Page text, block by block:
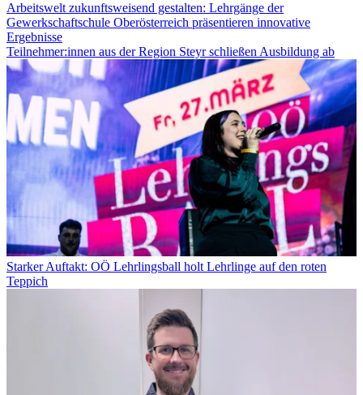
Arbeitswelt zukunftsweisend gestalten: Lehrgänge der
Gewerkschaftschule Oberösterreich präsentieren innovative
Ergebnisse
Teilnehmer:innen aus der Region Steyr schließen Ausbildung ab
Starker Auftakt: OÖ Lehrlingsball holt Lehrlinge auf den roten
Teppich